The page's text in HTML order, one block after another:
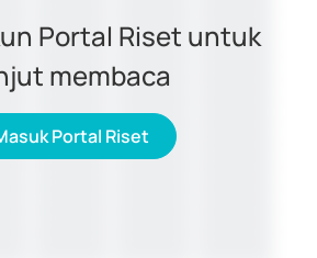
Portal Riset untuk
membaca
Portal Riset